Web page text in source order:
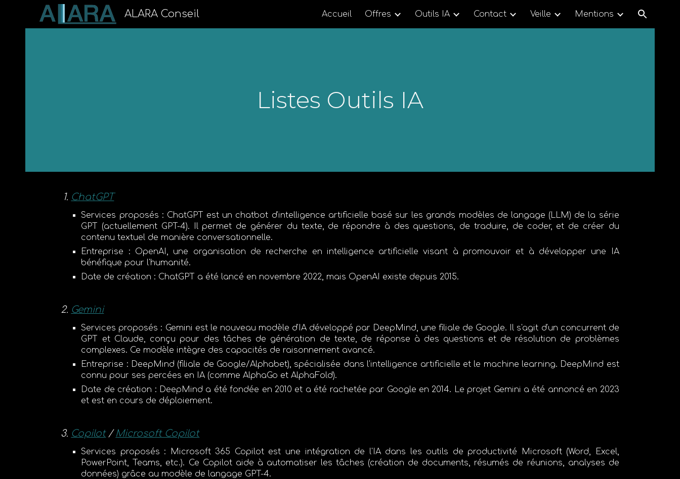
Skip to navigation
ALARA Conseil Accueil Offres Outils IA Contact Veille Mentions
Listes Outils IA
ChatGPT
Services proposés : ChatGPT est un chatbot d'intelligence artificielle basé sur les grands modèles de langage (LLM) de la série
GPT (actuellement GPT-4). Il permet de générer du texte, de répondre à des questions, de traduire, de coder, et de créer du
contenu textuel de manière conversationnelle.
Entreprise : OpenAI, une organisation de recherche en intelligence artificielle visant à promouvoir et à développer une IA
bénéfique pour l'humanité.
Date de création : ChatGPT a été lancé en novembre 2022, mais OpenAI existe depuis 2015.
Gemini
Services proposés : Gemini est le nouveau modèle d'IA développé par DeepMind, une filiale de Google. Il s'agit d'un concurrent de
GPT et Claude, conçu pour des tâches de génération de texte, de réponse à des questions et de résolution de problèmes
complexes. Ce modèle intègre des capacités de raisonnement avancé.
Entreprise : DeepMind (filiale de Google/Alphabet), spécialisée dans l'intelligence artificielle et le machine learning. DeepMind est
connu pour ses percées en IA (comme AlphaGo et AlphaFold).
Date de création : DeepMind a été fondée en 2010 et a été rachetée par Google en 2014. Le projet Gemini a été annoncé en 2023
et est en cours de déploiement.
Copilot/ Microsoft Copilot
Services proposés : Microsoft 365 Copilotest une intégration de l'IA dans les outils de productivité Microsoft (Word, Excel,
PowerPoint, Teams, etc.). Ce Copilot aide à automatiser les tâches (création de documents, résumés de réunions, analyses de
données) grâce au modèle de langage GPT-4.